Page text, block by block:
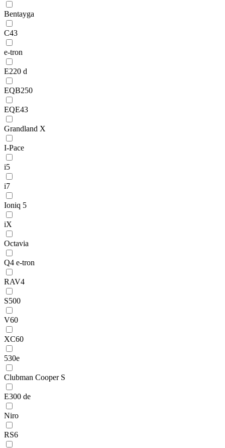
Bentayga
C43
e-tron
E220 d
EQB250
EQE43
Grandland X
I-Pace
i5
i7
Ioniq 5
iX
Octavia
Q4 e-tron
RAV4
S500
V60
XC60
530e
Clubman Cooper S
E300 de
Niro
RS6